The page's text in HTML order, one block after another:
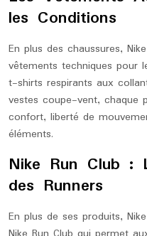
les Conditions
En plus des chaussures,
vêtements techniques pour
t-shirts respirants aux
vestes coupe-vent, chaque
confort, liberté de
éléments.
Nike Run Club :
des Runners
En plus de ses produits,